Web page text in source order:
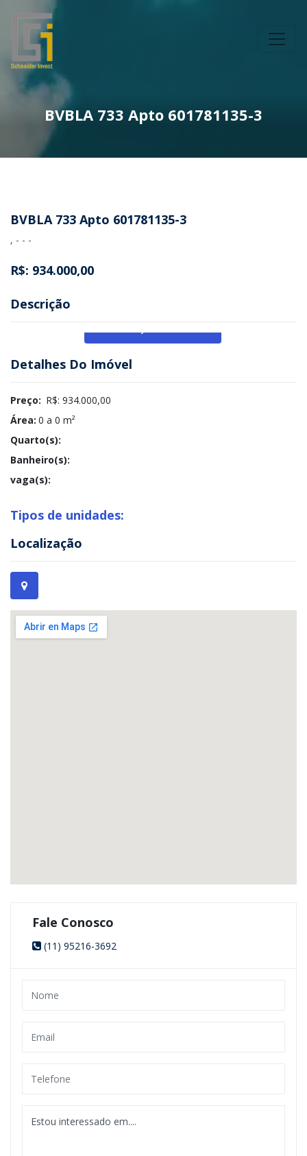
BVBLA 733 Apto 601781135-3
BVBLA 733 Apto 601781135-3
, - - -
R$: 934.000,00
Descrição
Detalhes Do Imóvel
Preço: R$: 934.000,00
Área: 0 a 0 m²
Quarto(s):
Banheiro(s):
vaga(s):
Tipos de unidades:
Localização
Fale Conosco
(11) 95216-3692